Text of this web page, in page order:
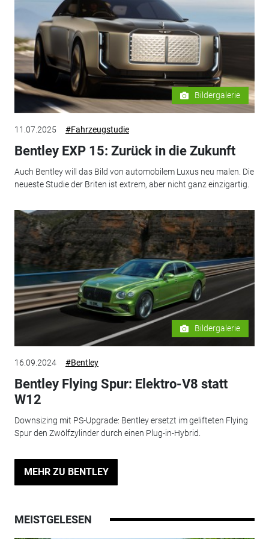
Bildergalerie
11.07.2025 #Fahrzeugstudie
Bentley EXP 15: Zurück in die Zukunft
Auch Bentley will das Bild von automobilem Luxus neu malen. Die
neueste Studie der Briten ist extrem, aber nicht ganz einzigartig.
Bildergalerie
16.09.2024 #Bentley
Bentley Flying Spur: Elektro-V8 statt
W12
Downsizing mit PS-Upgrade: Bentley ersetzt im gelifteten Flying
Spur den Zwölfzylinder durch einen Plug-in-Hybrid.
MEHR ZU BENTLEY
MEISTGELESEN